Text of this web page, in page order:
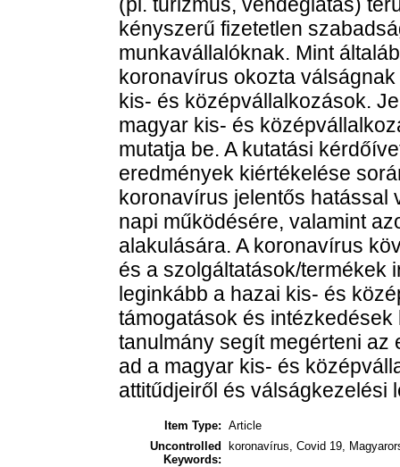
kényszerű fizetetlen
munkavállalóknak. Mint
koronavírus okozta
kis- és középvállalkozások.
magyar kis- és
mutatja be. A kutatási
eredmények kiértékelése
koronavírus jelentős hatással
napi működésére, valamint
alakulására. A koronavírus
és a szolgáltatások/termékek
leginkább a hazai kis- és
támogatások és
tanulmány segít megérteni az
ad a magyar kis- és
attitűdjeiről és válságkezelési
Item Type: Article
Uncontrolled
Keywords:
koronavírus, Covid 19,